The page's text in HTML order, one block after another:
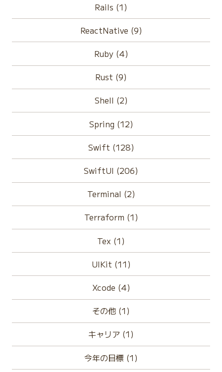
Rails (1)
ReactNative (9)
Ruby (4)
Rust (9)
Shell (2)
Spring (12)
Swift (128)
SwiftUI (206)
Terminal (2)
Terraform (1)
Tex (1)
UIKit (11)
Xcode (4)
その他 (1)
キャリア (1)
今年の目標 (1)